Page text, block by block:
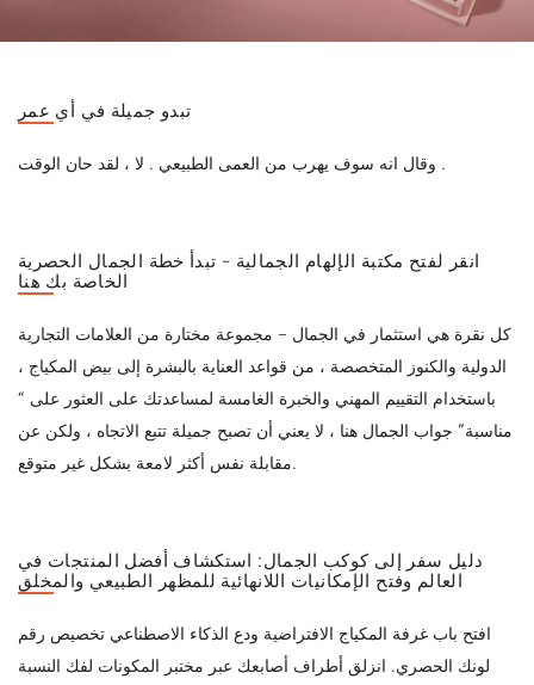
تبدو جميلة في أي عمر
وقال انه سوف يهرب من العمى الطبيعي . لا ، لقد حان الوقت .
انقر لفتح مكتبة الإلهام الجمالية - تبدأ خطة الجمال الحصرية
الخاصة بك هنا
كل نقرة هي استثمار في الجمال – مجموعة مختارة من العلامات التجارية
الدولية والكنوز المتخصصة ، من قواعد العناية بالبشرة إلى بيض المكياج ،
باستخدام التقييم المهني والخبرة الغامسة لمساعدتك على العثور على “
مناسبة” جواب الجمال هنا ، لا يعني أن تصبح جميلة تتبع الاتجاه ، ولكن عن
مقابلة نفس أكثر لامعة بشكل غير متوقع.
دليل سفر إلى كوكب الجمال: استكشاف أفضل المنتجات في
العالم وفتح الإمكانيات اللانهائية للمظهر الطبيعي والمخلق
افتح باب غرفة المكياج الافتراضية ودع الذكاء الاصطناعي تخصيص رقم
لونك الحصري. انزلق أطراف أصابعك عبر مختبر المكونات لفك النسبة